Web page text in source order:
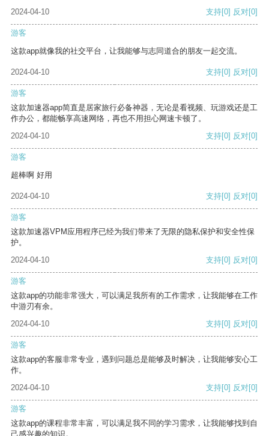
2024-04-10
支持[0] 反对[0]
游客
这款app就像我的社交平台，让我能够与志同道合的朋友一起交流。
2024-04-10 支持[0] 反对[0]
游客
这款加速器app简直是居家旅行必备神器，无论是看视频、玩游戏还是工
作办公，都能畅享高速网络，再也不用担心网速卡顿了。
2024-04-10
支持[0] 反对[0]
游客
超棒啊 好用
2024-04-10 支持[0] 反对[0]
游客
这款加速器VPM应用程序已经为我们带来了无限的隐私保护和安全性保
护。
2024-04-10
支持[0] 反对[0]
游客
这款app的功能非常强大，可以满足我所有的工作需求，让我能够在工作
中游刃有余。
2024-04-10
支持[0] 反对[0]
游客
这款app的客服非常专业，遇到问题总是能够及时解决，让我能够安心工
作。
2024-04-10
支持[0] 反对[0]
游客
这款app的课程非常丰富，可以满足我不同的学习需求，让我能够找到自
己感兴趣的知识。